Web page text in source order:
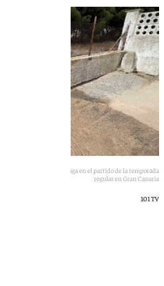
y la afición del Málaga en el partido de la temporada
regular en Gran Canaria
101 TV